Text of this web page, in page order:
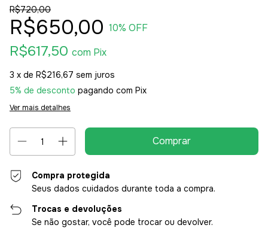
R$720,00
R$650,00 10% OFF
R$617,50 com Pix
3 x de R$216,67 sem juros
5% de desconto pagando com Pix
Ver mais detalhes
Compra protegida
Seus dados cuidados durante toda a compra.
Trocas e devoluções
Se não gostar, você pode trocar ou devolver.